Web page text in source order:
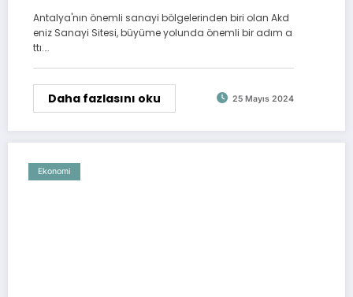
Antalya'nın önemli sanayi bölgelerinden biri olan Akd
eniz Sanayi Sitesi, büyüme yolunda önemli bir adım a
ttı.…
Daha fazlasını oku 25 Mayıs 2024
Ekonomi